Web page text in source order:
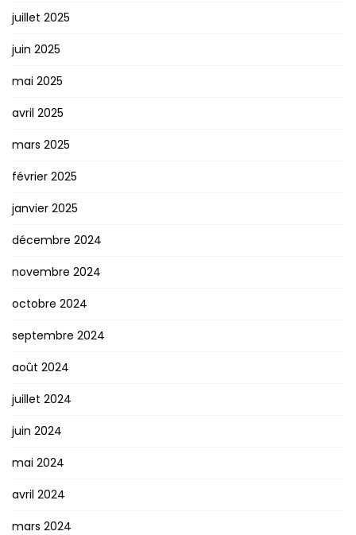
juillet 2025
juin 2025
mai 2025
avril 2025
mars 2025
février 2025
janvier 2025
décembre 2024
novembre 2024
octobre 2024
septembre 2024
août 2024
juillet 2024
juin 2024
mai 2024
avril 2024
mars 2024